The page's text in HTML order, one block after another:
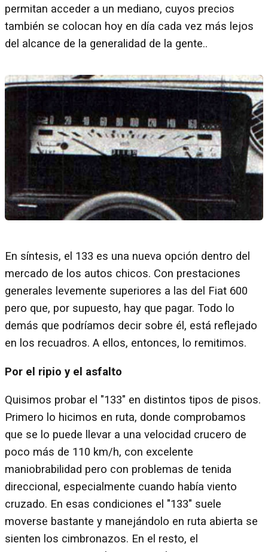
permitan acceder a un mediano, cuyos precios
también se colocan hoy en día cada vez más lejos
del alcance de la generalidad de la gente..
En síntesis, el 133 es una nueva opción dentro del
mercado de los autos chicos. Con prestaciones
generales levemente superiores a las del Fiat 600
pero que, por supuesto, hay que pagar. Todo lo
demás que podríamos decir sobre él, está reflejado
en los recuadros. A ellos, entonces, lo remitimos.
Por el ripio y el asfalto
Quisimos probar el "133" en distintos tipos de pisos.
Primero lo hicimos en ruta, donde comprobamos
que se lo puede llevar a una velocidad crucero de
poco más de 110 km/h, con excelente
maniobrabilidad pero con problemas de tenida
direccional, especialmente cuando había viento
cruzado. En esas condiciones el "133" suele
moverse bastante y manejándolo en ruta abierta se
sienten los cimbronazos. En el resto, el